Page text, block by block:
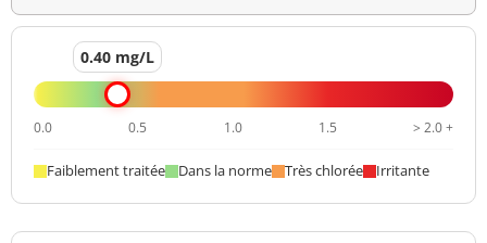
0.40 mg/L
0.0 0.5 1.0 1.5 > 2.0 +
Faiblement traitée Dans la norme Très chlorée Irritante